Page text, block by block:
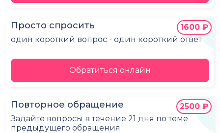
Просто спросить
один короткий вопрос - один короткий ответ
1600 ₽
Обратиться онлайн
Повторное обращение
Задайте вопросы в течение 21 дня по теме
предыдущего обращения
2500 ₽